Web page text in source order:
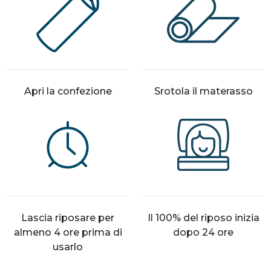
Apri la confezione Srotola il materasso
Lascia riposare per
almeno 4 ore prima di
usarlo
Il 100% del riposo inizia
dopo 24 ore